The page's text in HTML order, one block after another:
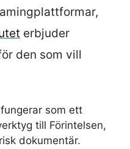
erbjuder
den som vill
fungerar som ett
till Förintelsen,
dokumentär.